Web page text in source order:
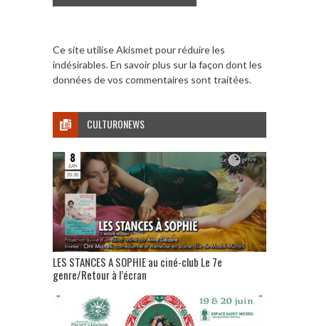
Ce site utilise Akismet pour réduire les
indésirables.En savoir plus sur la façon dont les
données de vos commentaires sont traitées.
CULTURONEWS
LES STANCES A SOPHIE au ciné-club Le 7e
genre/Retour à l’écran